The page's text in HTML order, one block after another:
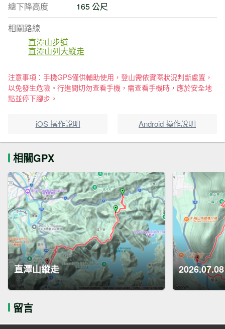
總下降高度
165 公尺
相關路線
直潭山步道
直潭山列大縱走
注意事項：手機GPS僅供輔助使用，登山需依實際狀況判斷處置，
以免發生危險。行進間切勿查看手機，需查看手機時，應於安全地
點並停下腳步。
iOS 操作說明 Android 操作說明
相關GPX
直潭山縱走
留言